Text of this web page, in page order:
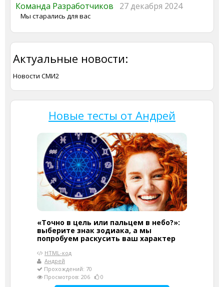
Команда Разработчиков 27 декабря 2024
Мы старались для вас
Актуальные новости:
Новости СМИ2
Новые тесты от Андрей
«Точно в цель или пальцем в небо?»:
выберите знак зодиака, а мы
попробуем раскусить ваш характер
HTML-код
Андрей
Прохождений: 70
Просмотров: 206
0